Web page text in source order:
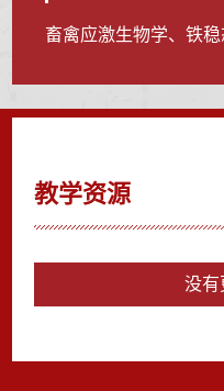
畜禽应激生物学、铁
教学资源
没有